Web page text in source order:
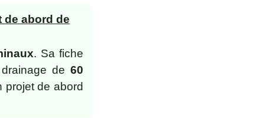
de abord de
. Sa fiche
de60
projet de abord